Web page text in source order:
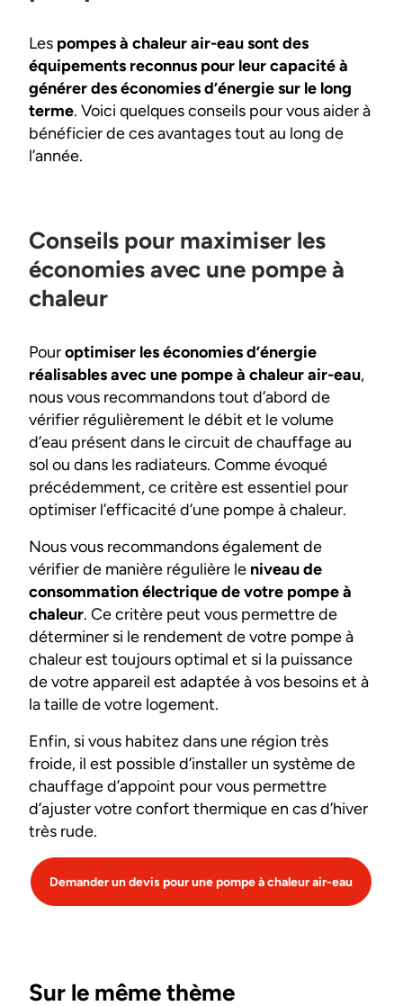
Les pompes à chaleur air-eau sont des
équipements reconnus pour leur capacité à
générer des économies d’énergie sur le long
terme. Voici quelques conseils pour vous aider à
bénéficier de ces avantages tout au long de
l’année.
Conseils pour maximiser les
économies avec une pompe à
chaleur
Pouroptimiser les économies d’énergie
réalisables avec une pompe à chaleur air-eau,
nous vous recommandons tout d’abord de
vérifier régulièrement le débit et le volume
d’eau présent dans le circuit de chauffage au
sol ou dans les radiateurs. Comme évoqué
précédemment, ce critère est essentiel pour
optimiser l’efficacité d’une pompe à chaleur.
Nous vous recommandons également de
vérifier de manière régulière le niveau de
consommation électrique de votre pompe à
chaleur. Ce critère peut vous permettre de
déterminer si le rendement de votre pompe à
chaleur est toujours optimal et si la puissance
de votre appareil est adaptée à vos besoins et à
la taille de votre logement.
Enfin, si vous habitez dans une région très
froide, il est possible d’installer un système de
chauffage d’appoint pour vous permettre
d’ajuster votre confort thermique en cas d’hiver
très rude.
Demander un devis pour une pompe à chaleur air-eau
Sur le même thème